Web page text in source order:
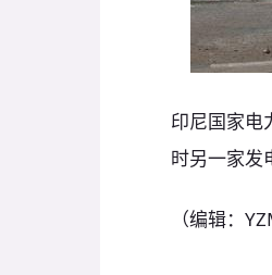
印尼国家电
时另一家发
（编辑：